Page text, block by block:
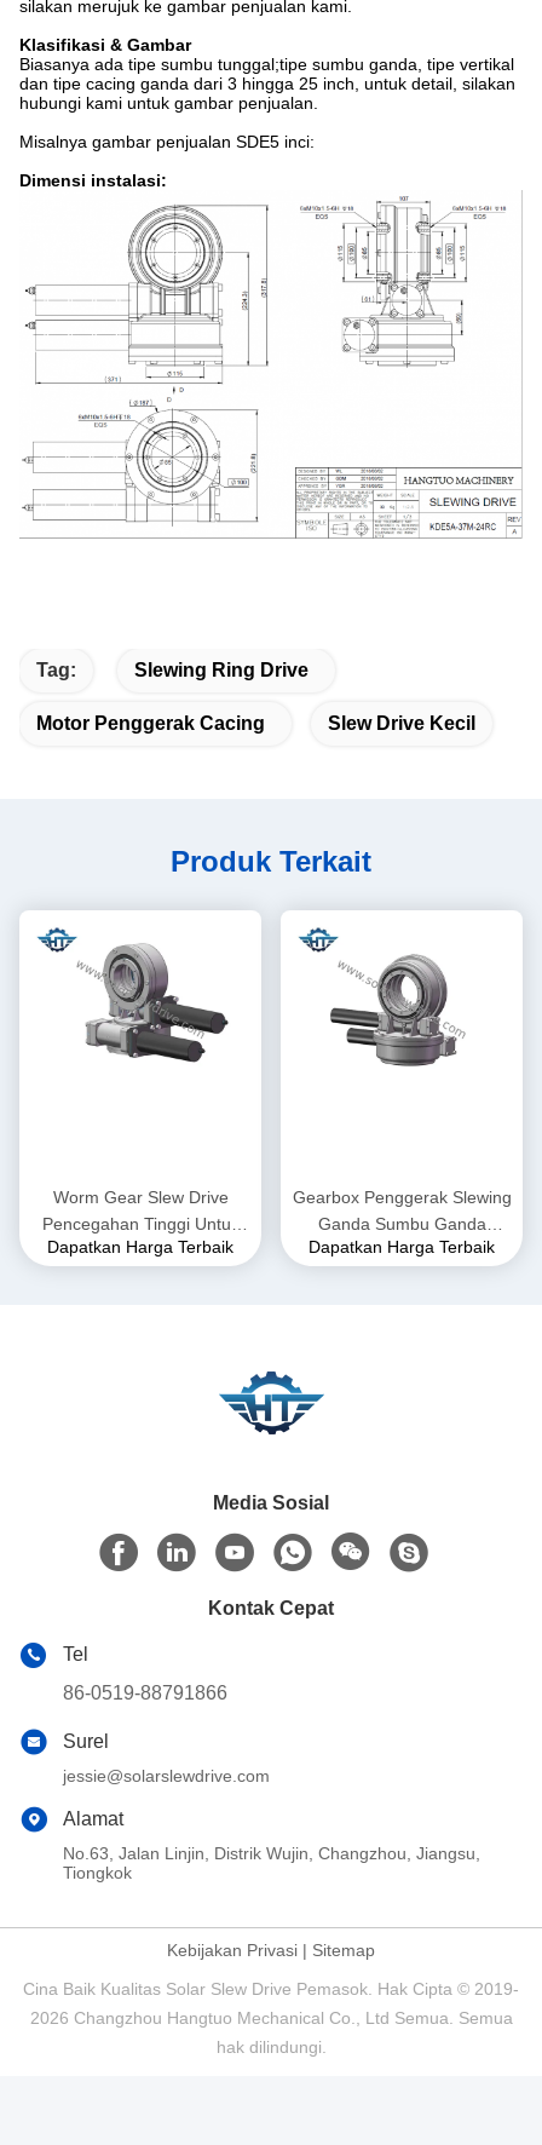
silakan merujuk ke gambar penjualan kami.
Klasifikasi & Gambar
Biasanya ada tipe sumbu tunggal;tipe sumbu ganda, tipe vertikal
dan tipe cacing ganda dari 3 hingga 25 inch, untuk detail, silakan
hubungi kami untuk gambar penjualan.
Misalnya gambar penjualan SDE5 inci:
Dimensi instalasi:
Tag: Slewing Ring Drive
Motor Penggerak Cacing Slew Drive Kecil
Produk Terkait
Worm Gear Slew Drive
Pencegahan Tinggi Untuk
Sistem Pelacakan Surya
Dapatkan Harga Terbaik
Gearbox Penggerak Slewing
Ganda Sumbu Ganda
Presisi Tinggi Untuk Menara
Dapatkan Harga Terbaik
Media Sosial
Kontak Cepat
Tel
86-0519-88791866
Surel
jessie@solarslewdrive.com
Alamat
No.63, Jalan Linjin, Distrik Wujin, Changzhou, Jiangsu,
Tiongkok
Kebijakan Privasi | Sitemap
Cina Baik Kualitas Solar Slew Drive Pemasok. Hak Cipta © 2019-
2026 Changzhou Hangtuo Mechanical Co., Ltd Semua. Semua
hak dilindungi.